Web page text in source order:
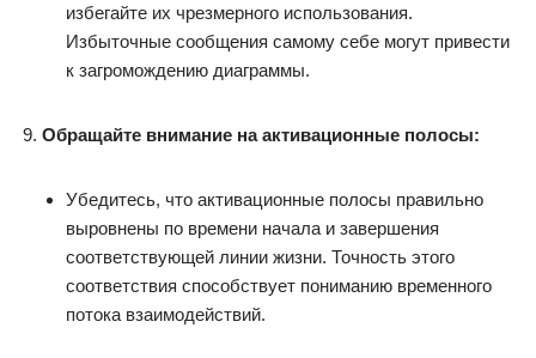
избегайте их чрезмерного использования.
Избыточные сообщения самому себе могут привести
к загромождению диаграммы.
Обращайте внимание на активационные полосы:
Убедитесь, что активационные полосы правильно
выровнены по времени начала и завершения
соответствующей линии жизни. Точность этого
соответствия способствует пониманию временного
потока взаимодействий.